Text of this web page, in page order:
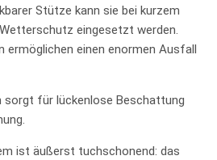
Stütze kann sie bei kurzem
eingesetzt werden.
ermöglichen einen enormen Ausfall
sorgt für lückenlose Beschattung
ist äußerst tuchschonend: das